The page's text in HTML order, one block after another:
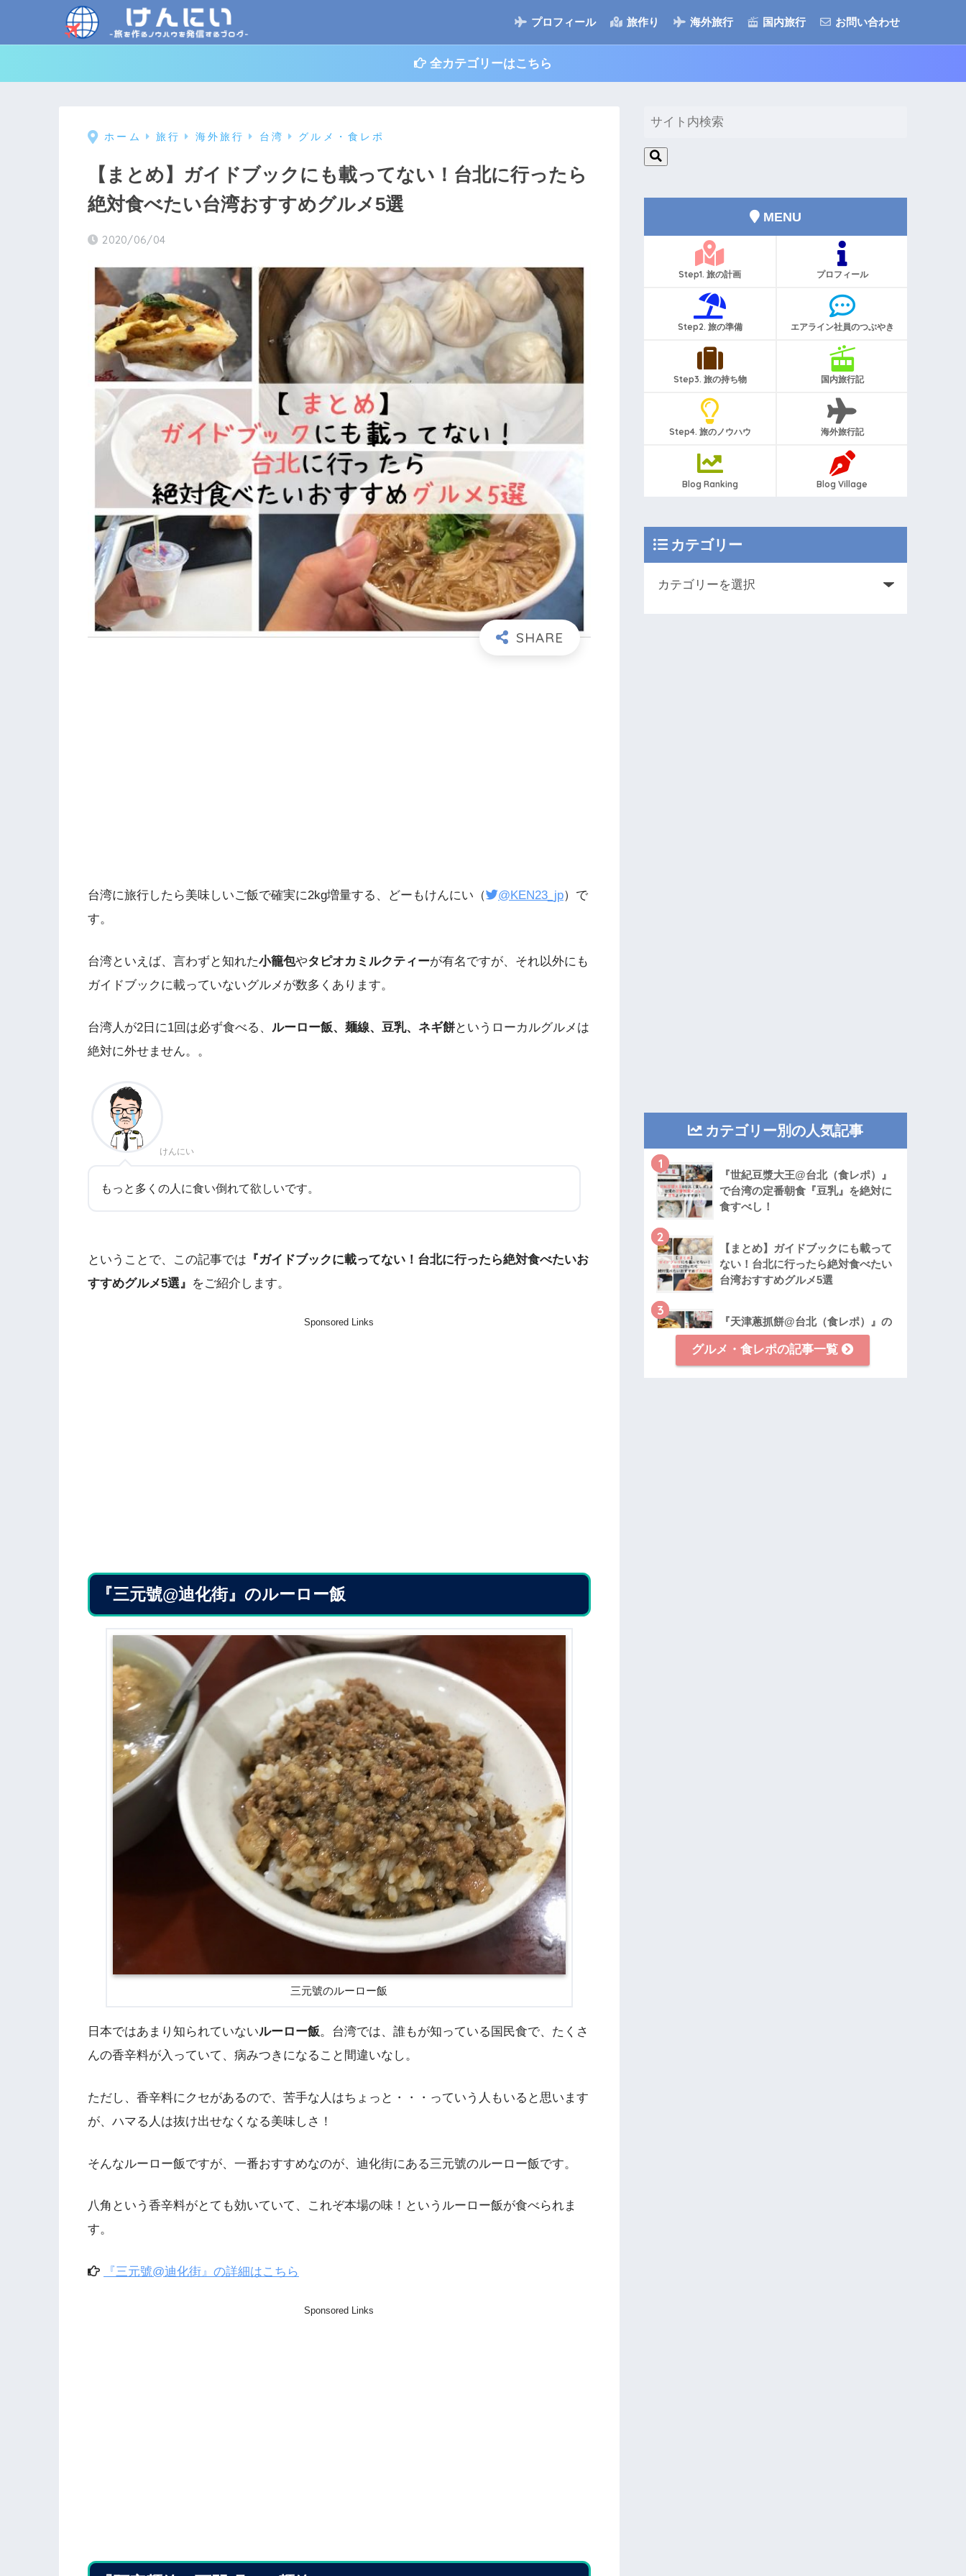
プロフィール 旅作り 海外旅行 国内旅行 お問い合わせ
全カテゴリーはこちら
ホーム 旅行 海外旅行 台湾 グルメ・食レポ
【まとめ】ガイドブックにも載ってない！台北に行ったら
絶対食べたい台湾おすすめグルメ5選
2020/06/04
台湾に旅行したら美味しいご飯で確実に2kg増量する、どーもけんにい（ @KEN23_jp）で
す。
台湾といえば、言わずと知れた小籠包やタピオカミルクティーが有名ですが、それ以外にも
ガイドブックに載っていないグルメが数多くあります。
台湾人が2日に1回は必ず食べる、 ルーロー飯、麺線、豆乳、ネギ餅というローカルグルメは
絶対に外せません。。
けんにい
もっと多くの人に食い倒れて欲しいです。
ということで、この記事では 『ガイドブックに載ってない！台北に行ったら絶対食べたいお
すすめグルメ5選』 をご紹介します。
Sponsored Links
『三元號@迪化街』のルーロー飯
三元號のルーロー飯
日本ではあまり知られていないルーロー飯。台湾では、誰もが知っている国民食で、たくさ
んの香辛料が入っていて、病みつきになること間違いなし。
ただし、香辛料にクセがあるので、苦手な人はちょっと・・・っていう人もいると思います
が、ハマる人は抜け出せなくなる美味しさ！
そんなルーロー飯ですが、一番おすすめなのが、迪化街にある三元號のルーロー飯です。
八角という香辛料がとても効いていて、これぞ本場の味！というルーロー飯が食べられま
す。
『三元號@迪化街』の詳細はこちら
Sponsored Links
MENU
Step1. 旅の計画 プロフィール
Step2. 旅の準備 エアライン社員のつぶやき
Step3. 旅の持ち物 国内旅行記
Step4. 旅のノウハウ 海外旅行記
Blog Ranking Blog Village
カテゴリー
カテゴリー別の人気記事
1
『世紀豆漿大王@台北（食レポ）』
で台湾の定番朝食『豆乳』を絶対に
食すべし！
2
【まとめ】ガイドブックにも載って
ない！台北に行ったら絶対食べたい
台湾おすすめグルメ5選
3
『天津蔥抓餅@台北（食レポ）』の
ネギ餅は台湾グルメの超人気メニュ
ー！
グルメ・食レポの記事一覧